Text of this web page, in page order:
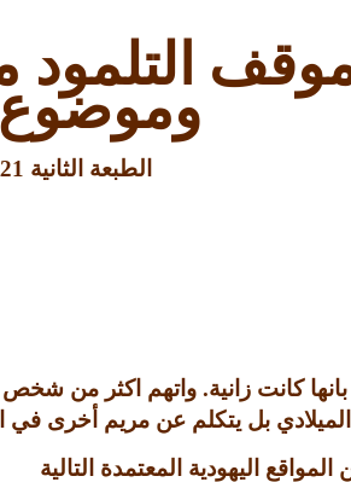
موقف
وموضوع
الطبعة الثانية 21\12\2018
كانت زانية. واتهم اكثر من شخص
بل يتكلم عن مريم أخرى في
اليهودية المعتمدة التالية